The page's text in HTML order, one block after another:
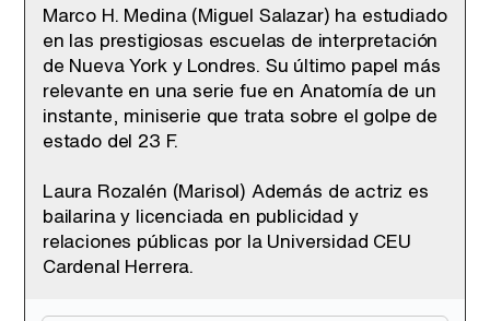
Marco H. Medina (Miguel Salazar) ha estudiado
en las prestigiosas escuelas de interpretación
de Nueva York y Londres. Su último papel más
relevante en una serie fue en Anatomía de un
instante, miniserie que trata sobre el golpe de
estado del 23 F.
Laura Rozalén (Marisol) Además de actriz es
bailarina y licenciada en publicidad y
relaciones públicas por la Universidad CEU
Cardenal Herrera.